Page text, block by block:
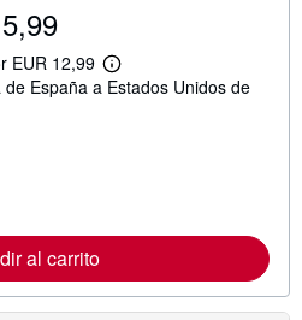
EUR 12,99
M
á
a
ó
España a Estados Unidos de
al carrito